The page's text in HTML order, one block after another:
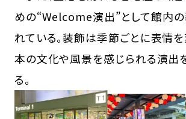
めの“Welcome演出”として館内
れている。装飾は季節ごとに表情を
本の文化や風景を感じられる演出
る。